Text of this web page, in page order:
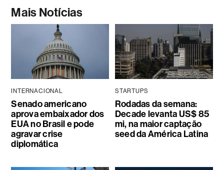
Mais Notícias
INTERNACIONAL
Senado americano
aprova embaixador dos
EUA no Brasil e pode
agravar crise
diplomática
STARTUPS
Rodadas da semana:
Decade levanta US$ 85
mi, na maior captação
seed da América Latina